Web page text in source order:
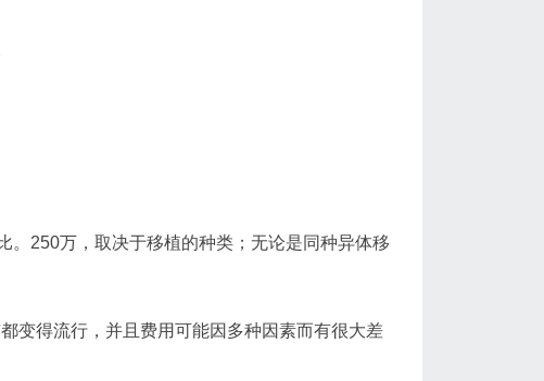
。250万，取决于移植的种类；无论是同种异体移
变得流行，并且费用可能因多种因素而有很大差